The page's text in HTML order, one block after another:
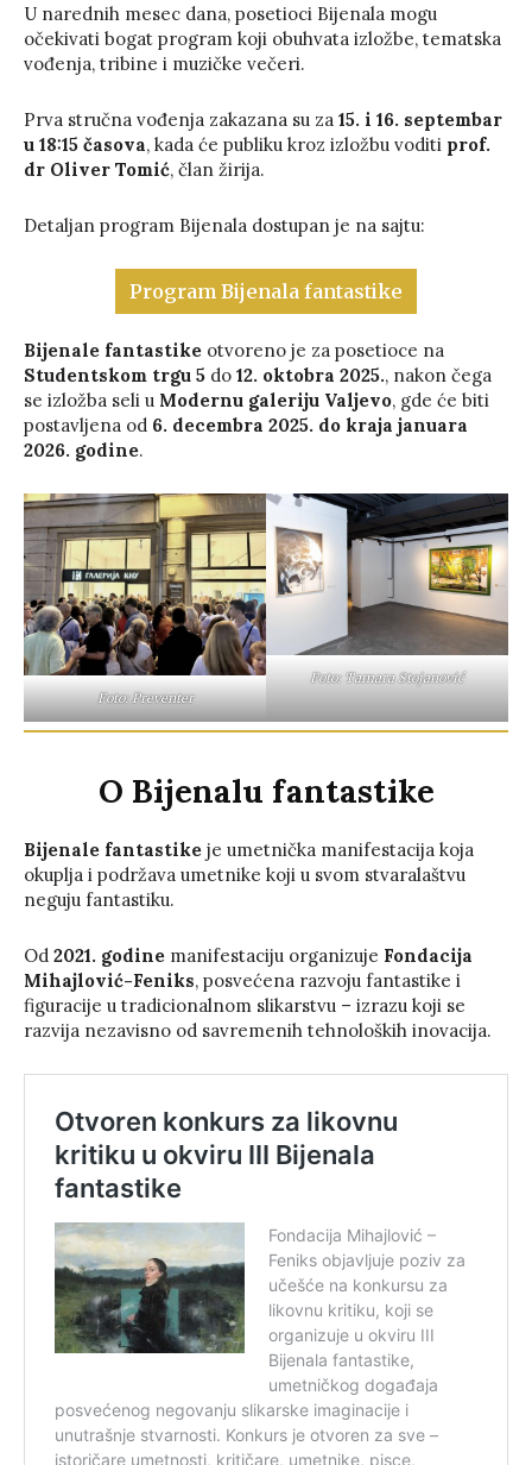
U narednih mesec dana, posetioci Bijenala mogu
očekivati bogat program koji obuhvata izložbe, tematska
vođenja, tribine i muzičke večeri.
Prva stručna vođenja zakazana su za 15. i 16. septembar
u 18:15 časova, kada će publiku kroz izložbu voditi prof.
dr Oliver Tomić, član žirija.
Detaljan program Bijenala dostupan je na sajtu:
Program Bijenala fantastike
Bijenale fantastike otvoreno je za posetioce na
Studentskom trgu 5 do 12. oktobra 2025., nakon čega
se izložba seli u Modernu galeriju Valjevo, gde će biti
postavljena od 6. decembra 2025. do kraja januara
2026. godine.
Foto: Preventer
Foto: Tamara Stojanović
O Bijenalu fantastike
Bijenale fantastike je umetnička manifestacija koja
okuplja i podržava umetnike koji u svom stvaralaštvu
neguju fantastiku.
Od 2021. godine manifestaciju organizuje Fondacija
Mihajlović-Feniks, posvećena razvoju fantastike i
figuracije u tradicionalnom slikarstvu – izrazu koji se
razvija nezavisno od savremenih tehnoloških inovacija.